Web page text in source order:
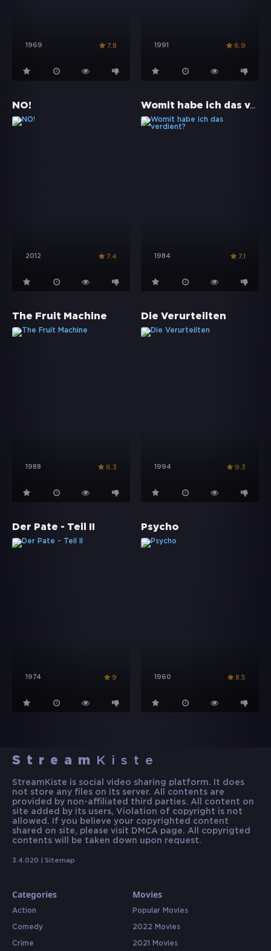
1969 7.8 1991 6.9
NO!
2012 7.4
Womit habe ich das verdient?
1984 7.1
The Fruit Machine
1988 6.3
Die Verurteilten
1994 9.3
Der Pate - Teil II
1974 9
Psycho
1960 8.5
Stream Kiste
StreamKiste is social video sharing platform. It does
not store any files on its server. All contents are
provided by non-affiliated third parties. All content on
site added by its users, Violation of copyright is not
allowed. If you believe your copyrighted content
shared on site, please visit DMCA page. All copyrigted
contents will be taken down upon request.
3.4.020 | Sitemap
Categories
Action
Comedy
Crime
Movies
Popular Movies
2022 Movies
2021 Movies